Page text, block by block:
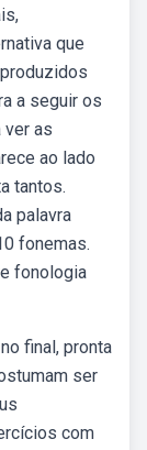
que
a seguir os
as
ao lado
tantos.
palavra
fonemas.
fonologia
final, pronta
ser
com